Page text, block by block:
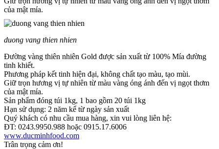
của mật mía.
duong vang thien nhien
Đường vàng thiên nhiên Gold được sản xuất từ 100% Mía đường
tinh khiết.
Phương pháp kết tinh hiện đại, không chất tạo màu, tạo mùi.
Giữ trọn hương vị tự nhiên từ màu vàng óng ánh đến vị ngọt thơm
của mật mía.
Sản phẩm đóng túi 1kg, 1 bao gồm 20 túi 1kg
Hạn sử dụng: 2 năm kể từ ngày sản xuất
Quý khách có nhu cầu mua hàng, xin vui lòng liên hệ:
ĐT: 0243.9950.988 hoặc 0915.17.6006
www.ducminhfood.com
Trân trọng cảm ơn!